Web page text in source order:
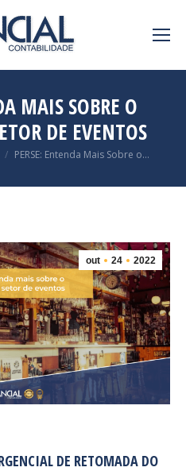
MAIS SOBRE O
DE EVENTOS
PERSE: Entenda Mais Sobre o…
out 24 2022
DE RETOMADA DO